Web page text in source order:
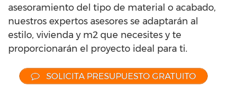
asesoramiento del tipo de material o acabado,
nuestros expertos asesores se adaptarán al
estilo, vivienda y m2 que necesites y te
proporcionarán el proyecto ideal para ti.
SOLICITA PRESUPUESTO GRATUITO